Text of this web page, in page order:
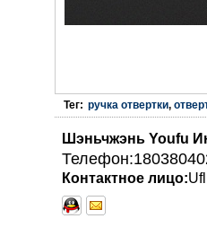
Тег: ручка отвертки,
Шэньчжэнь Youfu
Контактное лицо: